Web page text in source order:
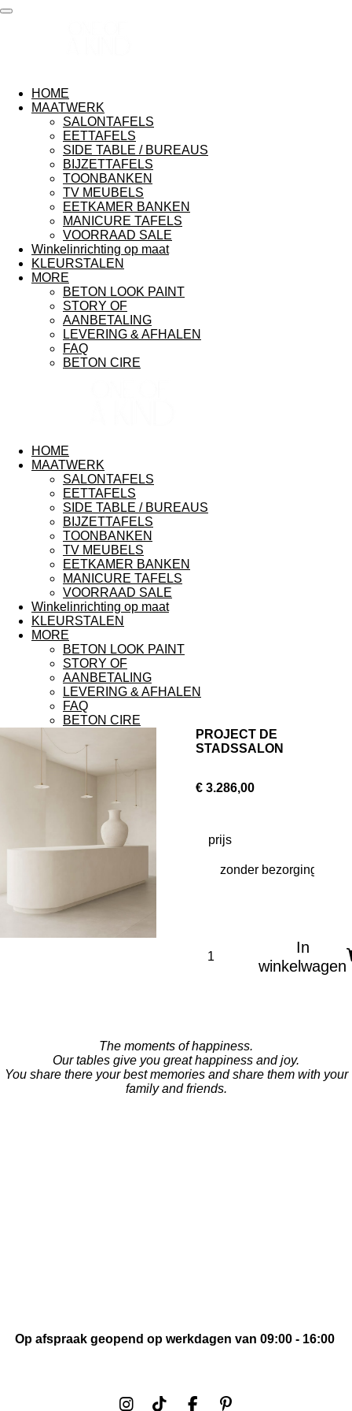
Ga
HOME
MAATWERK
SALONTAFELS
EETTAFELS
SIDE TABLE / BUREAUS
BIJZETTAFELS
TOONBANKEN
TV MEUBELS
EETKAMER BANKEN
MANICURE TAFELS
VOORRAAD SALE
Winkelinrichting op maat
KLEURSTALEN
MORE
BETON LOOK PAINT
STORY OF
AANBETALING
LEVERING & AFHALEN
FAQ
BETON CIRE
HOME
MAATWERK
SALONTAFELS
EETTAFELS
SIDE TABLE / BUREAUS
BIJZETTAFELS
TOONBANKEN
TV MEUBELS
EETKAMER BANKEN
MANICURE TAFELS
VOORRAAD SALE
Winkelinrichting op maat
KLEURSTALEN
MORE
BETON LOOK PAINT
STORY OF
AANBETALING
LEVERING & AFHALEN
FAQ
BETON CIRE
PROJECT DE
STADSSALON
€ 3.286,00
prijs
In
winkelwagen
The moments ofhappiness.
Our tables give you great happiness and joy.
You share there your best memories and share them with your
family and friends.
Op afspraak geopend op werkdagen van 09:00 - 16:00